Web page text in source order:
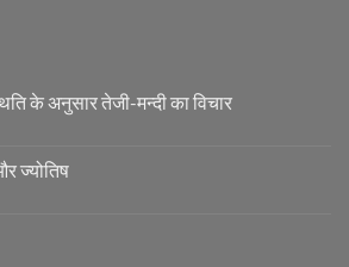
के अनुसार तेजी-मन्दी का विचार
ज्योतिष